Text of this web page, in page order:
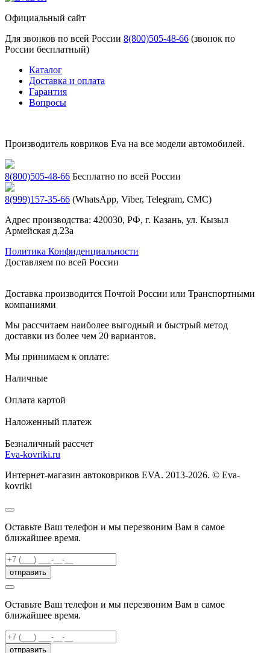
Официальный сайт
Для звонков по всей России 8(800)505-48-66 (звонок по
России бесплатный)
Каталог
Доставка и оплата
Гарантия
Вопросы
Производитель ковриков Eva на все модели автомобилей.
8(800)505-48-66 Бесплатно по всей России
8(999)157-35-66 (WhatsApp, Viber, Telegram, СМС)
Адрес производства: 420030, РФ, г. Казань, ул. Кызыл
Армейская д.23а
Политика Конфиденциальности
Доставляем по всей России
Доставка производится Почтой России или Транспортными
компаниями
Мы рассчитаем наиболее выгодный и быстрый метод
доставки из более чем 20 вариантов.
Мы принимаем к оплате:
Наличные
Оплата картой
Наложенный платеж
Безналичный рассчет
Eva-kovriki.ru
Интернет-магазин автоковриков EVA. 2013-2026. © Eva-
kovriki
Оставьте Ваш телефон и мы перезвоним Вам в самое
ближайшее время.
отправить
Оставьте Ваш телефон и мы перезвоним Вам в самое
ближайшее время.
отправить